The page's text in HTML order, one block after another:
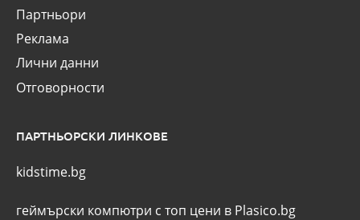
Партньори
Реклама
Лични данни
Отговорности
ПАРТНЬОРСКИ ЛИНКОВЕ
kidstime.bg
геймърски компютри с топ цени в Plasico.bg